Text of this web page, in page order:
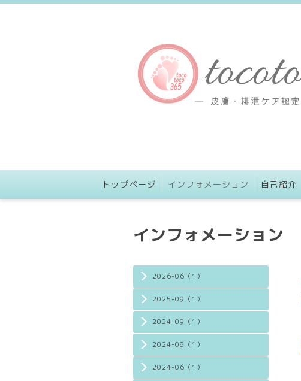
トップページ インフォメーション 自己紹介
2026-06（1）
2025-09（1）
2024-09（1）
2024-08（1）
2024-06（1）
インフォメーション